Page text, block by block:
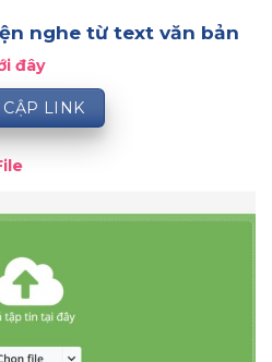
nghe từ text văn bản
đây
CẬP LINK